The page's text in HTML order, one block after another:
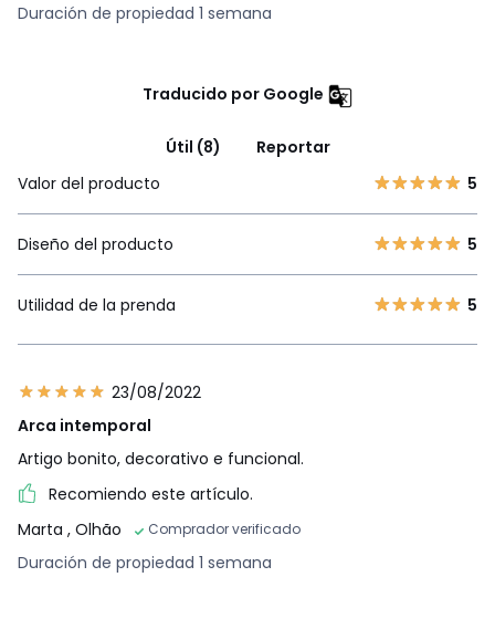
Duración de propiedad 1 semana
Traducido por Google
Útil (8)
Reportar
Valor del producto
5
Diseño del producto 5
Utilidad de la prenda 5
23/08/2022
Arca intemporal
Artigo bonito, decorativo e funcional.
Recomiendo este artículo.
Marta , Olhão Comprador verificado
Duración de propiedad 1 semana